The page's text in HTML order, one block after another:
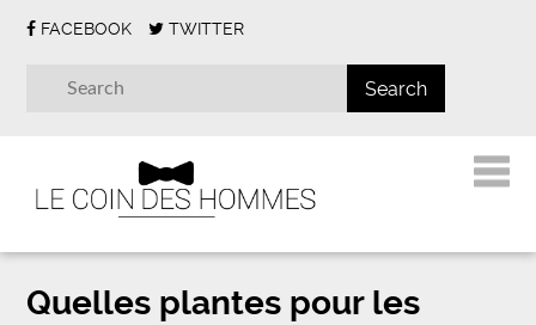
FACEBOOK TWITTER
Quelles plantes pour les